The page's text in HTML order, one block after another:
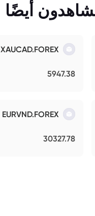
أيضًا
XAUCAD.FOREX
5947.38
EURVND.FOREX
30327.78